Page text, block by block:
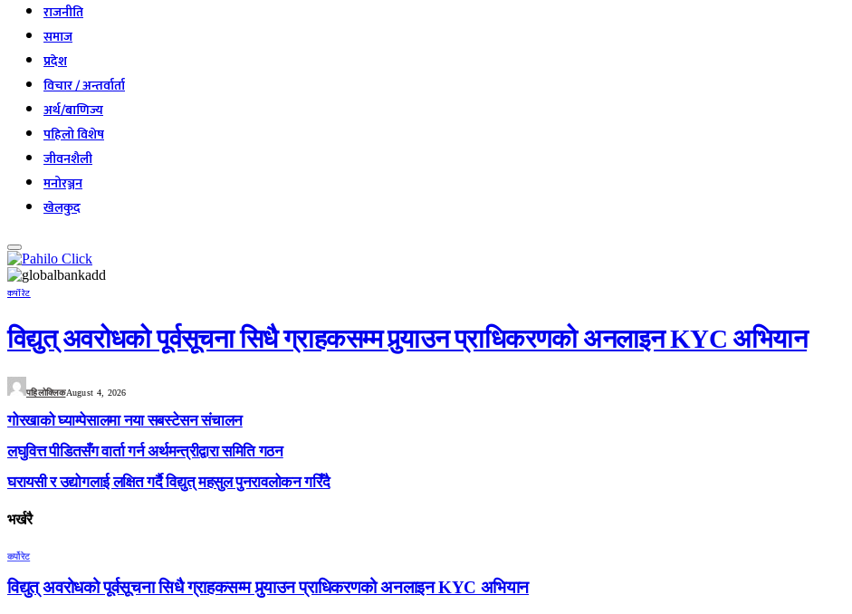
राजनीति
समाज
प्रदेश
विचार / अन्तर्वार्ता
अर्थ/बाणिज्य
पहिलो विशेष
जीवनशैली
मनोरञ्जन
खेलकुद
कर्पोरेट
विद्युत् अवरोधको पूर्वसूचना सिधै ग्राहकसम्म पुर्‍याउन प्राधिकरणको अनलाइन KYC अभियान
पहिलोक्लिकAugust 4, 2026
गोरखाको घ्याम्पेसालमा नया सबस्टेसन संचालन
लघुवित्त पीडितसँग वार्ता गर्न अर्थमन्त्रीद्वारा समिति गठन
घरायसी र उद्योगलाई लक्षित गर्दै विद्युत् महसुल पुनरावलोकन गरिँदै
भर्खरै
कर्पोरेट
विद्युत् अवरोधको पूर्वसूचना सिधै ग्राहकसम्म पुर्‍याउन प्राधिकरणको अनलाइन KYC अभियान